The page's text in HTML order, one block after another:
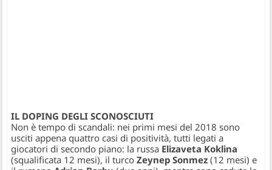
IL DOPING DEGLI SCONOSCIUTI
Non è tempo di scandali: nei primi mesi del 2018 sono
usciti appena quattro casi di positività, tutti legati a
giocatori di secondo piano: la russa Elizaveta Koklina
(squalificata 12 mesi), il turcoZeynep Sonmez (12 mesi) e